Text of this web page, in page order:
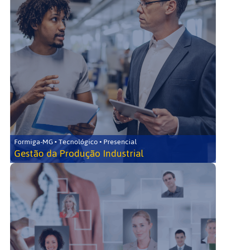
Formiga-MG • Tecnológico • Presencial
Gestão da Produção Industrial